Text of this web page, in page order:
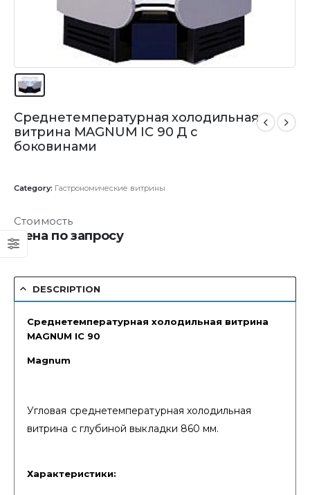
Среднетемпературная холодильная
витрина MAGNUM IC 90 Д с
боковинами
Category: Гастрономические витрины
Стоимость
Цена по запросу
DESCRIPTION
Среднетемпературная холодильная витрина
MAGNUM IC 90
Magnum
Угловая среднетемпературная холодильная
витрина с глубиной выкладки 860 мм.
Характеристики: